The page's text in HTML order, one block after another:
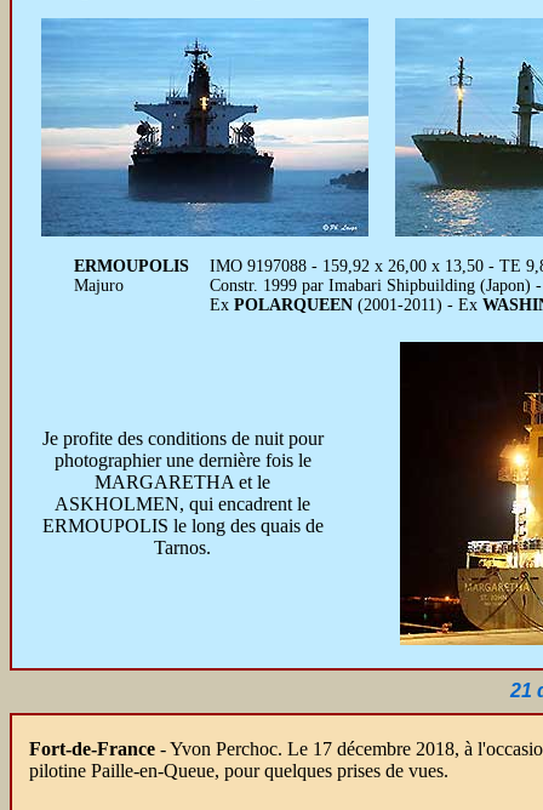
ERMOUPOLIS
Majuro
IMO 9197088 - 159,92 x 26,00 x 13,50 - TE
Constr. 1999 par Imabari Shipbuilding (Japon)
Ex POLARQUEEN (2001-2011) - Ex
Je profite des conditions de nuit pour
photographier une dernière fois le
MARGARETHA et le
ASKHOLMEN, qui encadrent le
ERMOUPOLIS le long des quais de
Tarnos.
21
Fort-de-France - Yvon Perchoc. Le 17 décembre 2018, à
pilotine Paille-en-Queue, pour quelques prises de vues.